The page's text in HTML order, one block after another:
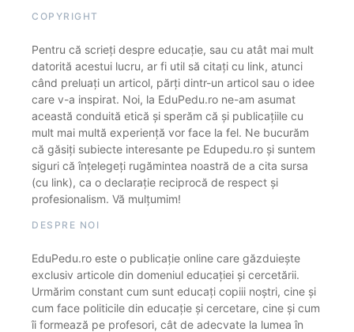
COPYRIGHT
Pentru că scrieți despre educație, sau cu atât mai mult
datorită acestui lucru, ar fi util să citați cu link, atunci
când preluați un articol, părți dintr-un articol sau o idee
care v-a inspirat. Noi, la EduPedu.ro ne-am asumat
această conduită etică și sperăm că și publicațiile cu
mult mai multă experiență vor face la fel. Ne bucurăm
că găsiți subiecte interesante pe Edupedu.ro și suntem
siguri că înțelegeți rugămintea noastră de a cita sursa
(cu link), ca o declarație reciprocă de respect și
profesionalism. Vă mulțumim!
DESPRE NOI
EduPedu.ro este o publicație online care găzduiește
exclusiv articole din domeniul educației și cercetării.
Urmărim constant cum sunt educați copiii noștri, cine și
cum face politicile din educație și cercetare, cine și cum
îi formează pe profesori, cât de adecvate la lumea în